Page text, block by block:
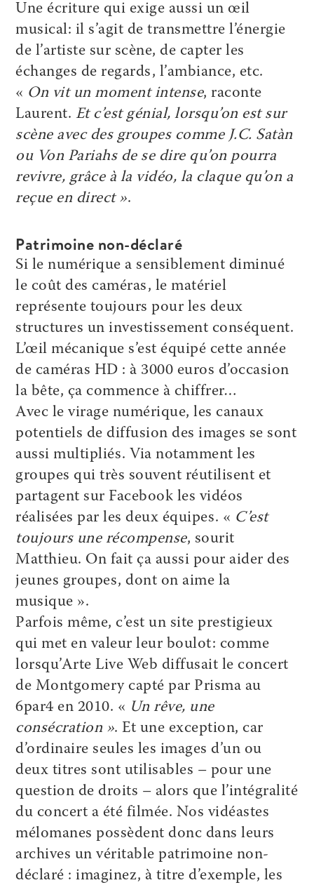
Une écriture qui exige aussi un œil
musical: il s’agit de transmettre l’énergie
de l’artiste sur scène, de capter les
échanges de regards, l’ambiance, etc.
« On vit un moment intense, raconte
Laurent. Et c’est génial, lorsqu’on est sur
scène avec des groupes comme J.C. Satàn
ou Von Pariahs de se dire qu’on pourra
revivre, grâce à la vidéo, la claque qu’on a
reçue en direct ».
Patrimoine non-déclaré
Si le numérique a sensiblement diminué
le coût des caméras, le matériel
représente toujours pour les deux
structures un investissement conséquent.
L’œil mécanique s’est équipé cette année
de caméras HD : à 3000 euros d’occasion
la bête, ça commence à chiffrer…
Avec le virage numérique, les canaux
potentiels de diffusion des images se sont
aussi multipliés. Via notamment les
groupes qui très souvent réutilisent et
partagent sur Facebook les vidéos
réalisées par les deux équipes. « C’est
toujours une récompense, sourit
Matthieu. On fait ça aussi pour aider des
jeunes groupes, dont on aime la
musique ».
Parfois même, c’est un site prestigieux
qui met en valeur leur boulot: comme
lorsqu’Arte Live Web diffusait le concert
de Montgomery capté par Prisma au
6par4 en 2010. « Un rêve, une
consécration ». Et une exception, car
d’ordinaire seules les images d’un ou
deux titres sont utilisables – pour une
question de droits – alors que l’intégralité
du concert a été filmée. Nos vidéastes
mélomanes possèdent donc dans leurs
archives un véritable patrimoine non-
déclaré : imaginez, à titre d’exemple, les